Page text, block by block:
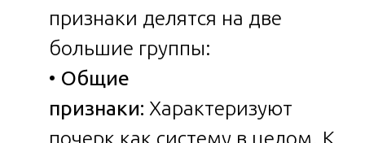
признаки делятся на две
большие группы:
• Общие
признаки: Характеризуют
почерк как систему в целом. К